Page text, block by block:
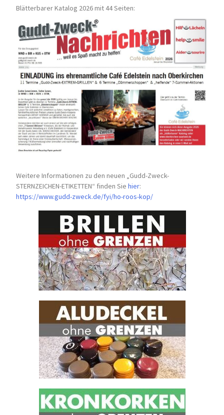
Blätterbarer Katalog 2026 mit 44 Seiten:
Weitere Informationen zu den neuen „Gudd-Zweck-
STERNZEICHEN-ETIKETTEN“ finden Siehier:
https://www.gudd-zweck.de/fyi/ho-roos-kop/